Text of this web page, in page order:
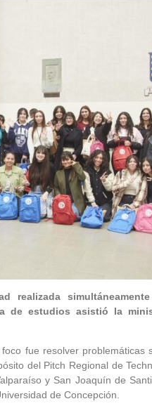
realizada
de estudios asistió la
fue resolver problemáticas
del Pitch Regional de
y San Joaquín de
de Concepción.